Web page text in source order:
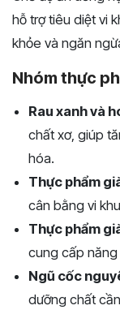
hỗ trợ tiêu diệt vi
khỏe và ngăn
Nhóm thực
Rau xanh và
chất xơ, giúp
hóa.
Thực phẩm
cân bằng vi
Thực phẩm
cung cấp năng
Ngũ cốc
dưỡng chất